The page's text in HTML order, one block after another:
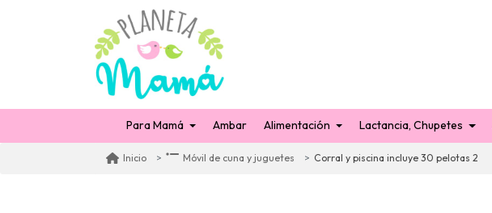
Para Mamá Ambar Alimentación Lactancia, Chupetes
Inicio Móvil de cuna y juguetes Corral y piscina incluye 30 pelotas 2